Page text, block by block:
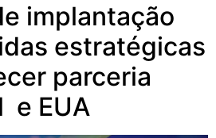
implantação
estratégicas
parceria
e EUA